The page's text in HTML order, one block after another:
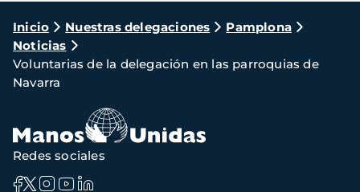
Ruta
de
navegación
Inicio Nuestras delegaciones
Pamplona
Noticias
Voluntarias de la delegación en las parroquias de
Navarra
Redes sociales